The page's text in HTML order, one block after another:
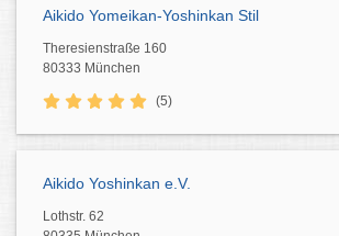
Aikido Yomeikan-Yoshinkan Stil
Theresienstraße 160
80333 München
(5)
Aikido Yoshinkan e.V.
Lothstr. 62